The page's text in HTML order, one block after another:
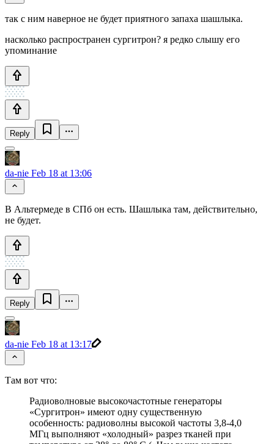
так с ним наверное не будет приятного запаха шашлыка.
насколько распространен сургитрон? я редко слышу его
упоминание
Reply
da-nie Feb 18 at 13:06
В Альтермеде в СПб он есть. Шашлыка там, действительно,
не будет.
Reply
da-nie Feb 18 at 13:17
Там вот что:
Радиоволновые высокочастотные генераторы
«Сургитрон» имеют одну существенную
особенность: радиоволны высокой частоты 3,8-4,0
МГц выполняют «холодный» разрез тканей при